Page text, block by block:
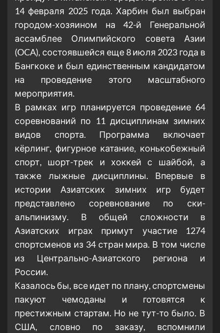
14 февраля 2025 года. Харбин был выбран
городом-хозяином на 42-й Генеральной
ассамблее Олимпийского совета Азии
(OCA), состоявшейся еще 8 июля 2023 года в
Бангкоке и был единственным кандидатом
на проведение этого масштабного
мероприятия.
В рамках игр планируется проведение 64
соревнований по 11 дисциплинам зимних
видов спорта. Программа включает
кёрлинг, фигурное катание, конькобежный
спорт, шорт-трек и хоккей с шайбой, а
также лыжные дисциплины. Впервые в
истории Азиатских зимних игр будет
представлено соревнование по ски-
альпинизму. В общей сложности в
Азиатских играх примут участие 1274
спортсменов из 34 стран мира. В том числе
из Центрально-Азиатского региона и
России.
Казалось бы, все идет по плану, спортсмены
пакуют чемоданы и готовятся к
престижным стартам. Но не тут-то было. В
США, словно по заказу, вспомнили